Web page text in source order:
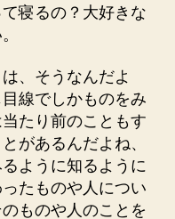
寝るの？大好きな
、そうなんだよ
線でしかものをみ
たり前のこともす
があるんだよね、
ように知るように
たものや人につい
ものや人のことを